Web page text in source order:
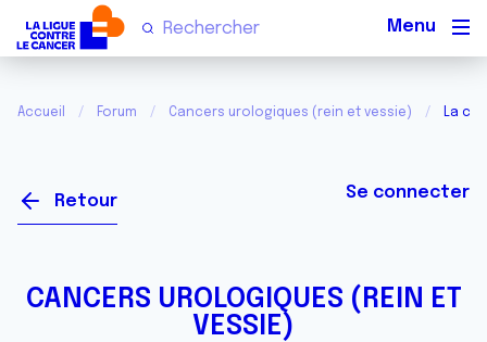
Accueil Forum Cancers urologiques (rein et vessie) La
Retour Se connecter
CANCERS UROLOGIQUES (REIN ET
VESSIE)